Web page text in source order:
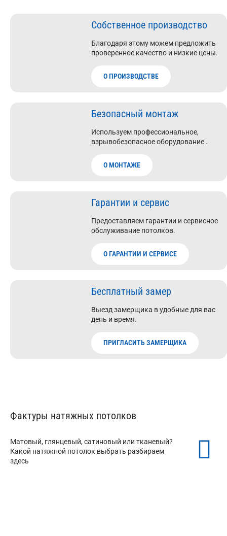
Собственное производство
Благодаря этому можем предложить
проверенное качество и низкие цены.
О ПРОИЗВОДСТВЕ
Безопасный монтаж
Используем профессиональное,
взрывобезопасное оборудование .
О МОНТАЖЕ
Гарантии и сервис
Предоставляем гарантии и сервисное
обслуживание потолков.
О ГАРАНТИИ И СЕРВИСЕ
Бесплатный замер
Выезд замерщика в удобные для вас
день и время.
ПРИГЛАСИТЬ ЗАМЕРЩИКА
Фактуры натяжных потолков
Матовый, глянцевый, сатиновый или тканевый?
Какой натяжной потолок выбрать разбираем
здесь